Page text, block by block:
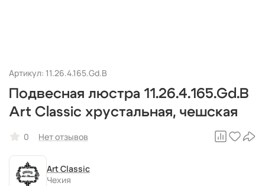
Артикул: 11.26.4.165.Gd.B
Подвесная люстра 11.26.4.165.Gd.B
Art Classic хрустальная, чешская
0 Нет отзывов
Art Classic
Чехия